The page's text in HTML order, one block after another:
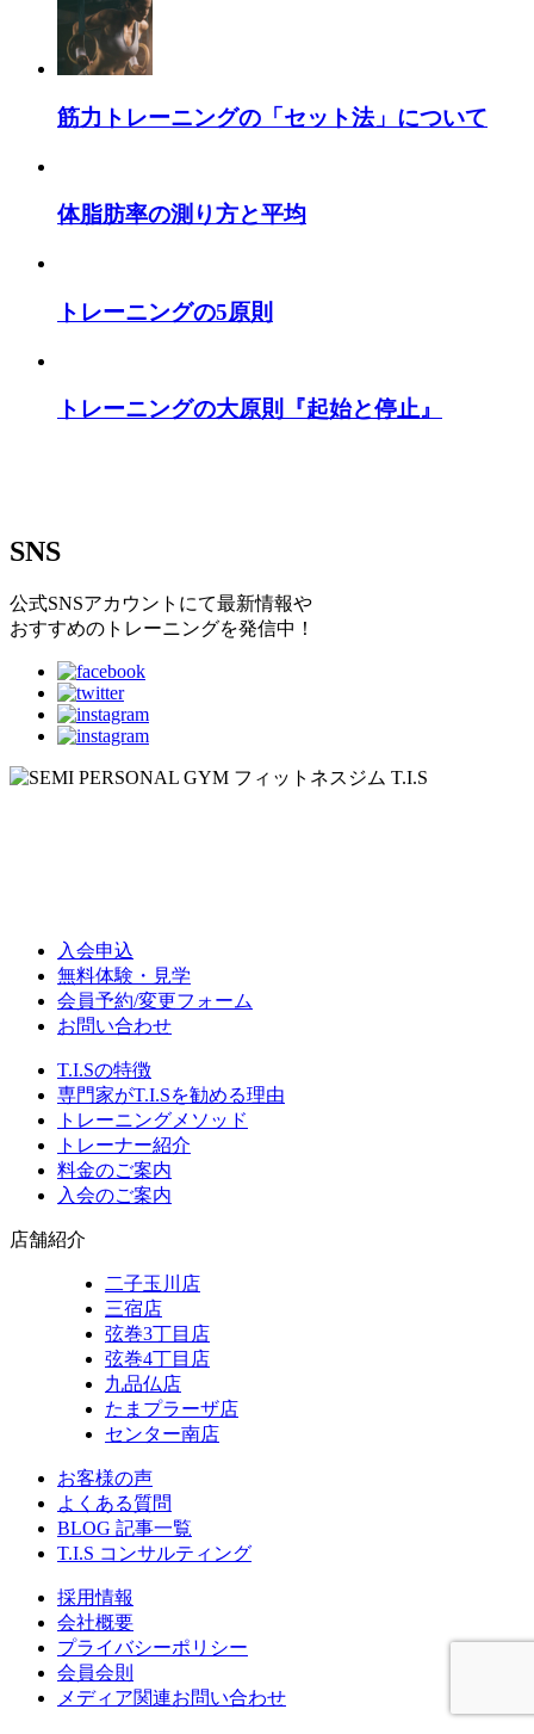
筋力トレーニングの「セット法」について
体脂肪率の測り方と平均
トレーニングの5原則
トレーニングの大原則『起始と停止』
SNS
公式SNSアカウントにて最新情報や
おすすめのトレーニングを発信中！
入会申込
無料体験・見学
会員予約/変更フォーム
お問い合わせ
T.I.Sの特徴
専門家がT.I.Sを勧める理由
トレーニングメソッド
トレーナー紹介
料金のご案内
入会のご案内
店舗紹介
二子玉川店
三宿店
弦巻3丁目店
弦巻4丁目店
九品仏店
たまプラーザ店
センター南店
お客様の声
よくある質問
BLOG 記事一覧
T.I.S コンサルティング
採用情報
会社概要
プライバシーポリシー
会員会則
メディア関連お問い合わせ